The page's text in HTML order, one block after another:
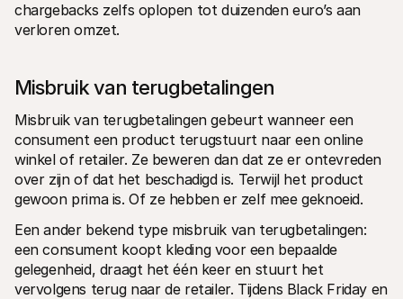
chargebacks zelfs oplopen tot duizenden euro’s aan
verloren omzet.
Misbruik van terugbetalingen
Misbruik van terugbetalingen gebeurt wanneer een
consument een product terugstuurt naar een online
winkel of retailer. Ze beweren dan dat ze er ontevreden
over zijn of dat het beschadigd is. Terwijl het product
gewoon prima is. Of ze hebben er zelf mee geknoeid.
Een ander bekend type misbruik van terugbetalingen:
een consument koopt kleding voor een bepaalde
gelegenheid, draagt het één keer en stuurt het
vervolgens terug naar de retailer. Tijdens Black Friday en